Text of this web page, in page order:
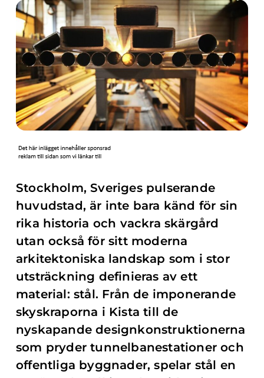
Stockholm, Sveriges pulserande
huvudstad, är inte bara känd för sin
rika historia och vackra skärgård
utan också för sitt moderna
arkitektoniska landskap som i stor
utsträckning definieras av ett
material: stål. Från de imponerande
skyskraporna i Kista till de
nyskapande designkonstruktionerna
som pryder tunnelbanestationer och
offentliga byggnader, spelar stål en